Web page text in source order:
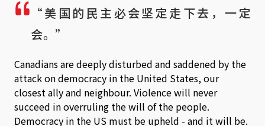
“美国的民主必会坚定走下去，一定
会。”
Canadians are deeply disturbed and saddened by the
attack on democracy in the United States, our
closest ally and neighbour. Violence will never
succeed in overruling the will of the people.
Democracy in the US must be upheld - and it will be.